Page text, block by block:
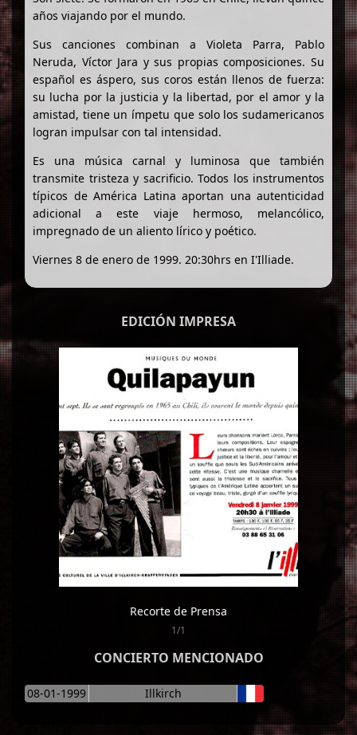
años viajando por el mundo.
Sus canciones combinan a Violeta Parra, Pablo
Neruda, Víctor Jara y sus propias composiciones. Su
español es áspero, sus coros están llenos de fuerza:
su lucha por la justicia y la libertad, por el amor y la
amistad, tiene un ímpetu que solo los sudamericanos
logran impulsar con tal intensidad.
Es una música carnal y luminosa que también
transmite tristeza y sacrificio. Todos los instrumentos
típicos de América Latina aportan una autenticidad
adicional a este viaje hermoso, melancólico,
impregnado de un aliento lírico y poético.
Viernes 8 de enero de 1999. 20:30hrs en I'Illiade.
EDICIÓN IMPRESA
Recorte de Prensa
1/1
CONCIERTO MENCIONADO
08-01-1999 Illkirch